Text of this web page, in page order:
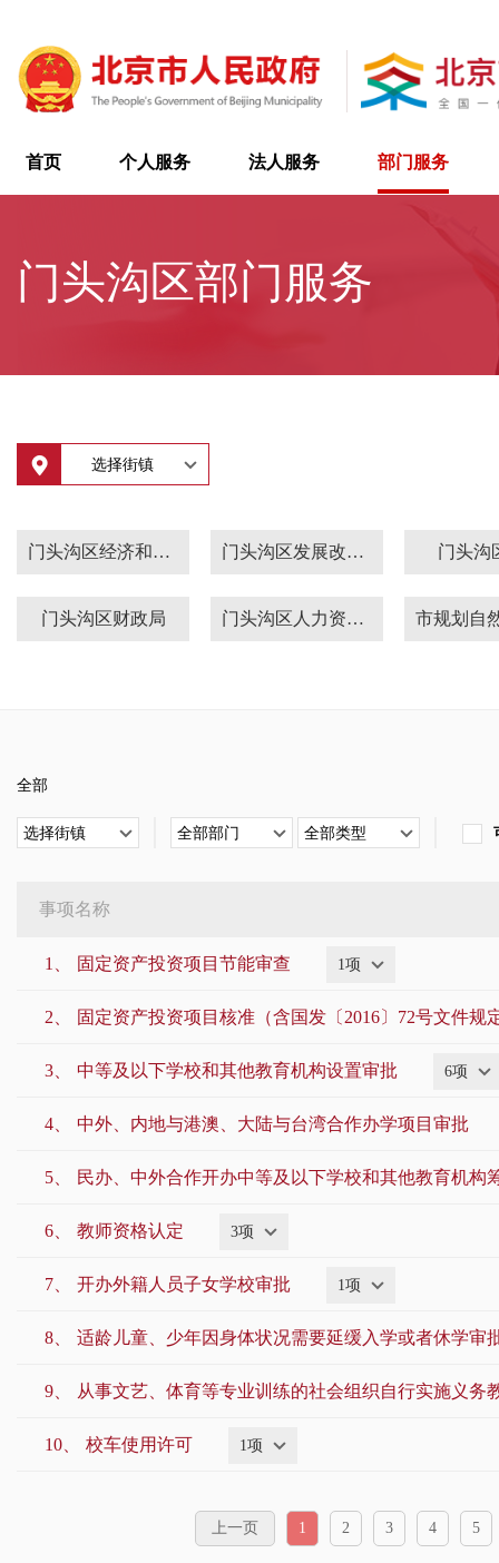
首页 个人服务 法人服务 部门服务
门头沟区部门服务
选择街镇
门头沟区经济和信息化局 门头沟区发展改革委 门头沟
门头沟区财政局 门头沟区人力资源社会保障局
门头沟区消防支队 门头沟区委编办
门头沟区委宣传部 歌华有线
全部
选择街镇 全部部门 全部类型
事项名称
1、 固定资产投资项目节能审查 1项
2、 固定资产投资项目核准（含国发〔2016〕72号文件规
3、 中等及以下学校和其他教育机构设置审批 6项
4、 中外、内地与港澳、大陆与台湾合作办学项目审批
5、 民办、中外合作开办中等及以下学校和其他教育机构
6、 教师资格认定 3项
7、 开办外籍人员子女学校审批 1项
8、 适龄儿童、少年因身体状况需要延缓入学或者休学审
9、 从事文艺、体育等专业训练的社会组织自行实施义务
10、 校车使用许可 1项
上一页 1 2 3 4 5